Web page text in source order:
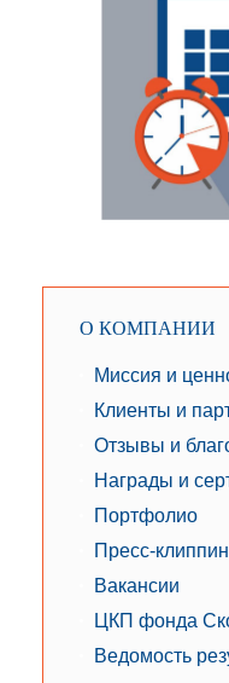
О КОМПАНИИ
Миссия и
Клиенты и
Отзывы и
Награды и
Портфолио
Пресс-
Вакансии
ЦКП фонда
Ведомость